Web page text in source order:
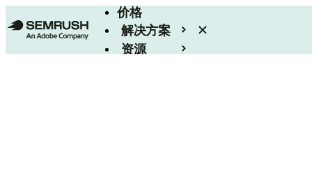
价格
解决方案
资源